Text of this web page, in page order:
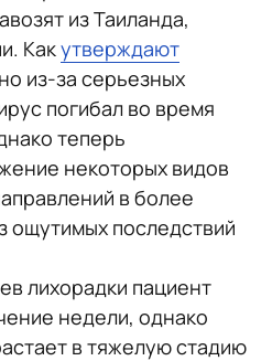
из Таиланда,
Какутверждают
из-за серьезных
погибал во время
теперь
некоторых видов
в более
последствий
лихорадки пациент
недели, однако
в тяжелую стадию